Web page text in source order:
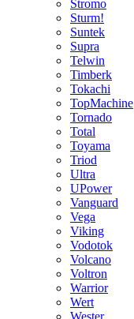
Stromo
Sturm!
Suntek
Supra
Telwin
Timberk
Tokachi
TopMachine
Tornado
Total
Toyama
Triod
Ultra
UPower
Vanguard
Vega
Viking
Vodotok
Volcano
Voltron
Warrior
Wert
Wester